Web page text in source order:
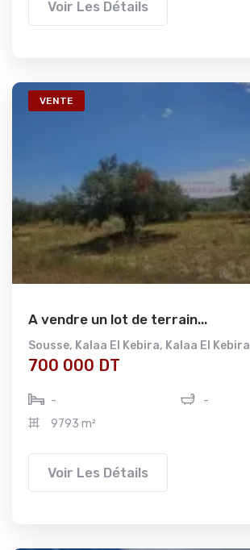
Voir Les Détails
VENTE
A vendre un lot de terrain...
Sousse, Kalaa El Kebira, Kalaa El Kebira
700 000 DT
-
-
9793 m²
Voir Les Détails